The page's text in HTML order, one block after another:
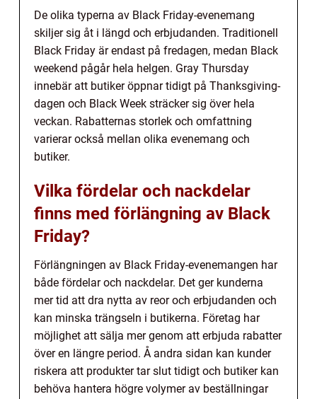
De olika typerna av Black Friday-evenemang
skiljer sig åt i längd och erbjudanden. Traditionell
Black Friday är endast på fredagen, medan Black
weekend pågår hela helgen. Gray Thursday
innebär att butiker öppnar tidigt på Thanksgiving-
dagen och Black Week sträcker sig över hela
veckan. Rabatternas storlek och omfattning
varierar också mellan olika evenemang och
butiker.
Vilka fördelar och nackdelar
finns med förlängning av Black
Friday?
Förlängningen av Black Friday-evenemangen har
både fördelar och nackdelar. Det ger kunderna
mer tid att dra nytta av reor och erbjudanden och
kan minska trängseln i butikerna. Företag har
möjlighet att sälja mer genom att erbjuda rabatter
över en längre period. Å andra sidan kan kunder
riskera att produkter tar slut tidigt och butiker kan
behöva hantera högre volymer av beställningar